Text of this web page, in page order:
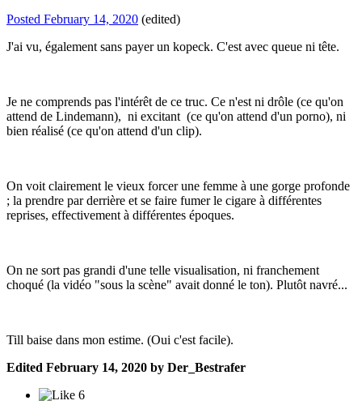
Posted February 14, 2020 (edited)
J'ai vu, également sans payer un kopeck. C'est avec queue ni tête.
Je ne comprends pas l'intérêt de ce truc. Ce n'est ni drôle (ce qu'on
attend de Lindemann), ni excitant (ce qu'on attend d'un porno), ni
bien réalisé (ce qu'on attend d'un clip).
On voit clairement le vieux forcer une femme à une gorge profonde
; la prendre par derrière et se faire fumer le cigare à différentes
reprises, effectivement à différentes époques.
On ne sort pas grandi d'une telle visualisation, ni franchement
choqué (la vidéo "sous la scène" avait donné le ton). Plutôt navré...
Till baise dans mon estime. (Oui c'est facile).
Edited February 14, 2020 by Der_Bestrafer
6